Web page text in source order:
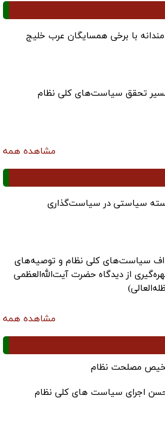
با برخی همسایگان عرب خلیج
مسیر تحقق سیاست‌های کلی نظام
مشاهده همه
سیاستی در سیاست‌گذاری
سیاست‌های کلی نظام و توصیه‌های
از دیدگاه حضرت آیت‌الله‌العظمی
مشاهده همه
مصلحت نظام
حسن اجرای سیاست های کلی نظام